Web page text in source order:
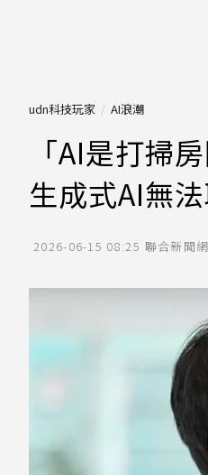
udn科技玩家 AI浪潮
「AI是打掃
生成式AI無
2026-06-15 08:25 聯合新聞